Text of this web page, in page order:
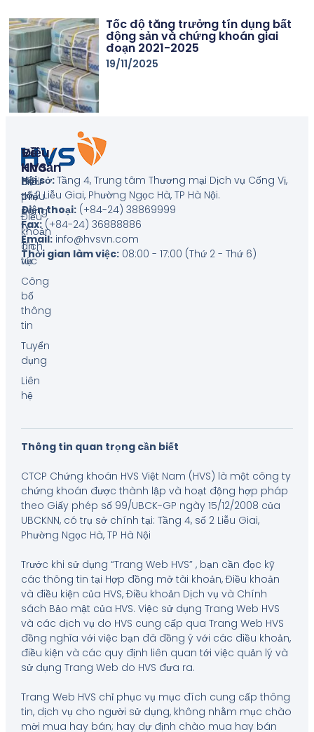
Tốc độ tăng trưởng tín dụng bất
động sản và chứng khoán giai
đoạn 2021-2025
19/11/2025
Hội sở:Tầng 4, Trung tâm Thương mại Dịch vụ Cống Vị,
số 2 Liễu Giai, Phường Ngọc Hà, TP Hà Nội.
Điện thoại:(+84-24) 38869999
Fax:(+84-24) 36888886
Email:info@hvsvn.com
Thời gian làm việc:08:00 - 17:00 (Thứ 2 - Thứ 6)
Về
HVS
Giới
thiệu
công
ty
Tin
tức
Công
bố
thông
tin
Tuyển
dụng
Liên
hệ
Điều
Khoản
Biểu
phí
Điều
khoản
dịch
vụ
Thông tin quan trọng cần biết
CTCP Chứng khoán HVS Việt Nam (HVS) là một công ty
chứng khoán được thành lập và hoạt động hợp pháp
theo Giấy phép số 99/UBCK-GP ngày 15/12/2008 của
UBCKNN, có trụ sở chính tại: Tầng 4, số 2 Liễu Giai,
Phường Ngọc Hà, TP Hà Nội
Trước khi sử dụng “Trang Web HVS” , bạn cần đọc kỹ
các thông tin tại Hợp đồng mở tài khoản, Điều khoản
và điều kiện của HVS, Điều khoản Dịch vụ và Chính
sách Bảo mật của HVS. Việc sử dụng Trang Web HVS
và các dịch vụ do HVS cung cấp qua Trang Web HVS
đồng nghĩa với việc bạn đã đồng ý với các điều khoản,
điều kiện và các quy định liên quan tới việc quản lý và
sử dụng Trang Web do HVS đưa ra.
Trang Web HVS chỉ phục vụ mục đích cung cấp thông
tin, dịch vụ cho người sử dụng, không nhằm mục chào
mời mua hay bán; hay dự định chào mua hay bán